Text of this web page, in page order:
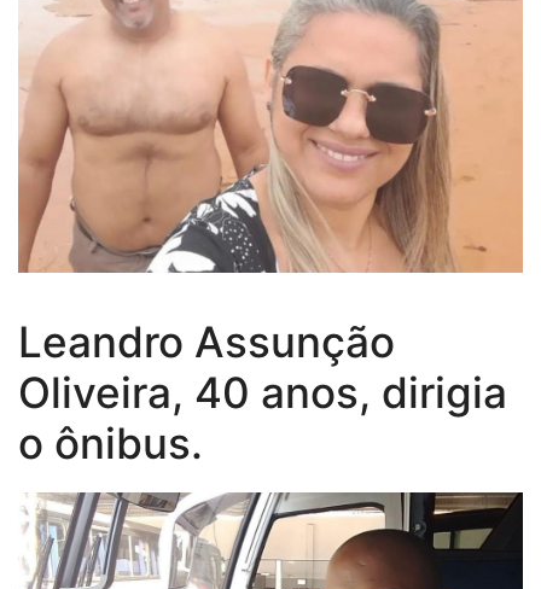
Leandro Assunção
Oliveira, 40 anos, dirigia
o ônibus.